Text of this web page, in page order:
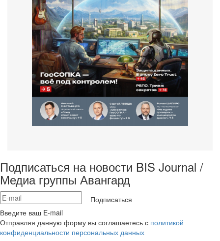
Подписаться на новости BIS Journal /
Медиа группы Авангард
Подписаться
Введите ваш E-mail
Отправляя данную форму вы соглашаетесь с политикой
конфиденциальности персональных данных